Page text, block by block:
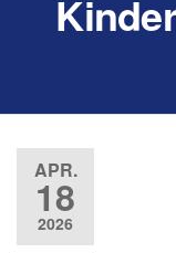
APR.
18
2026